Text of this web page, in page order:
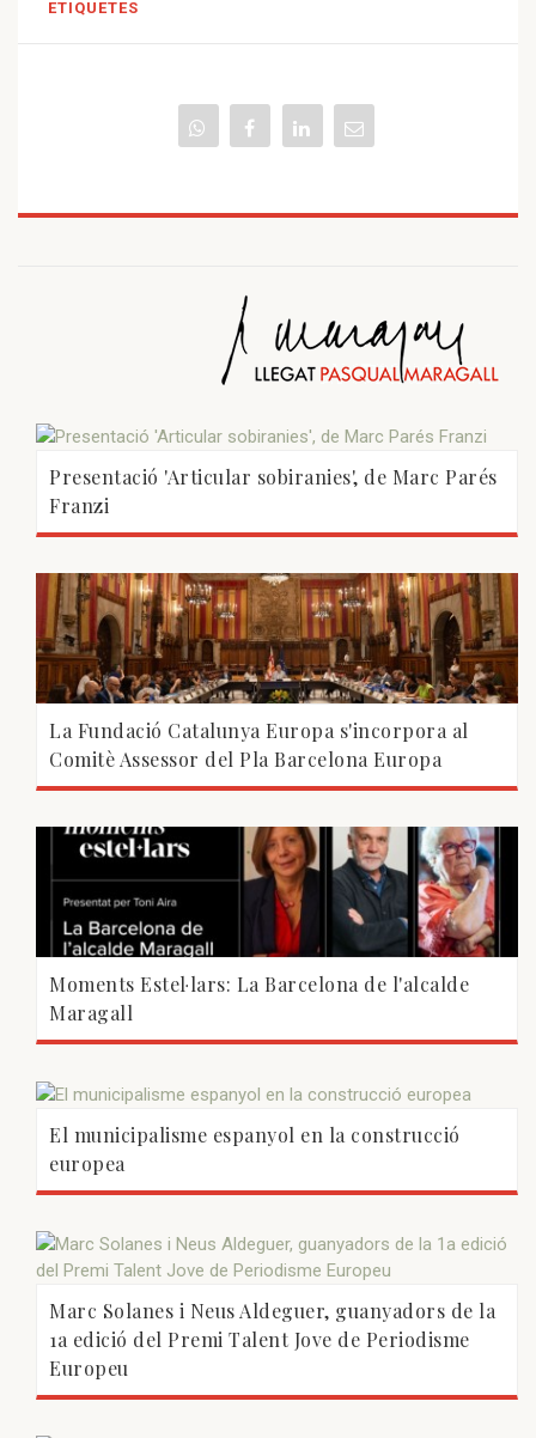
ETIQUETES
Presentació 'Articular sobiranies', de Marc Parés
Franzi
La Fundació Catalunya Europa s'incorpora al
Comitè Assessor del Pla Barcelona Europa
Moments Estel·lars: La Barcelona de l'alcalde
Maragall
El municipalisme espanyol en la construcció
europea
Marc Solanes i Neus Aldeguer, guanyadors de la
1a edició del Premi Talent Jove de Periodisme
Europeu